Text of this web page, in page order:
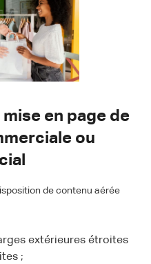
en page de
ou
de contenu aérée
extérieures étroites
;